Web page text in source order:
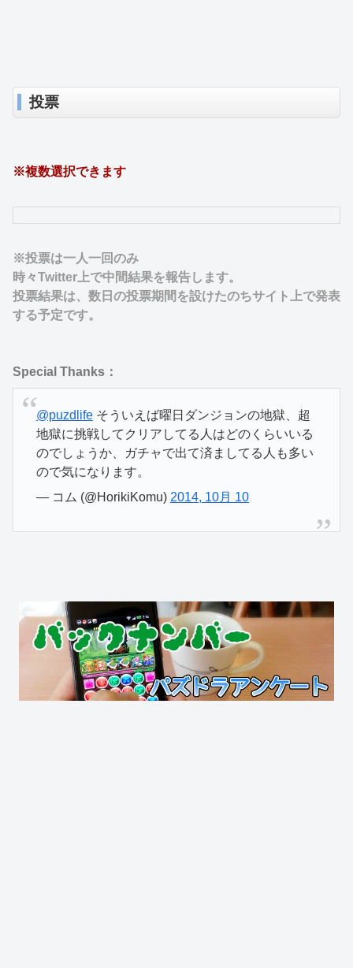
投票
※複数選択できます
※投票は一人一回のみ
時々Twitter上で中間結果を報告します。
投票結果は、数日の投票期間を設けたのちサイト上で発表
する予定です。
Special Thanks：
@puzdlifeそういえば曜日ダンジョンの地獄、超
地獄に挑戦してクリアしてる人はどのくらいいる
のでしょうか、ガチャで出て済ましてる人も多い
ので気になります。
— コム (@HorikiKomu) 2014, 10月 10